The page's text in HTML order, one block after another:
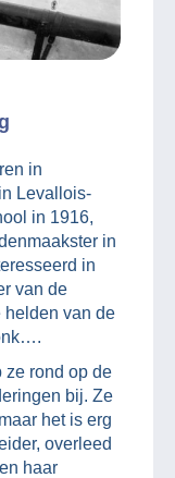
in
Levallois-
in 1916,
in
in
van de
helden van de
ze rond op de
bij. Ze
het is erg
overleed
haar